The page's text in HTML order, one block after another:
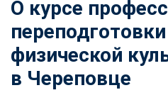
О курсе
физической
в Череповце